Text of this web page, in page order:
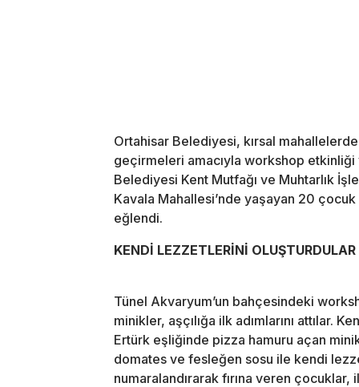
Ortahisar Belediyesi, kırsal
geçirmeleri amacıyla workshop
Belediyesi Kent Mutfağı ve Muhtarlık
Kavala Mahallesi’nde yaşayan 20
eğlendi.
KENDİ LEZZETLERİNİ OLUŞTURDULAR
Tünel Akvaryum’un bahçesindeki
minikler, aşçılığa ilk adımlarını attılar.
Ertürk eşliğinde pizza hamuru açan
domates ve fesleğen sosu ile kendi
numaralandırarak fırına veren